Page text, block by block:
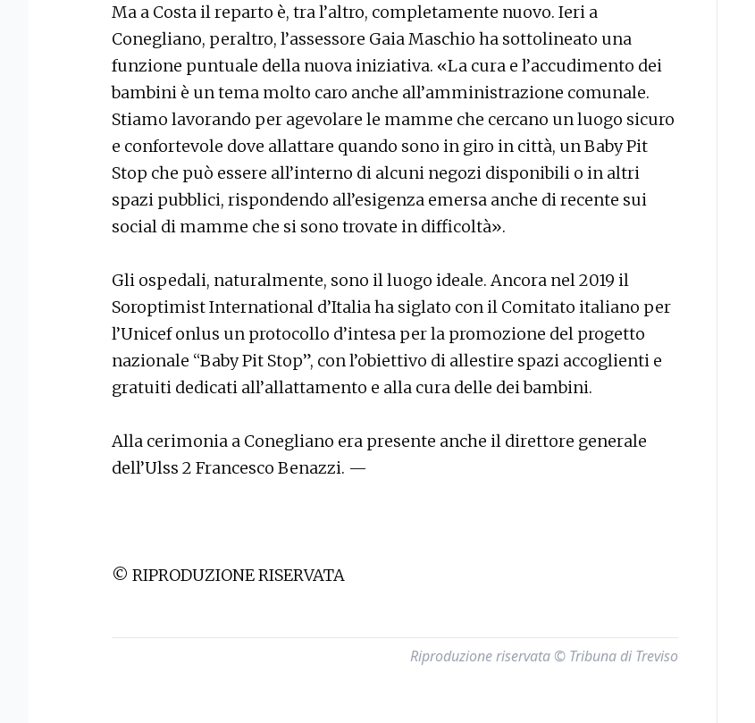
Ma a Costa il reparto è, tra l’altro, completamente nuovo. Ieri a
Conegliano, peraltro, l’assessore Gaia Maschio ha sottolineato una
funzione puntuale della nuova iniziativa. «La cura e l’accudimento dei
bambini è un tema molto caro anche all’amministrazione comunale.
Stiamo lavorando per agevolare le mamme che cercano un luogo sicuro
e confortevole dove allattare quando sono in giro in città, un Baby Pit
Stop che può essere all’interno di alcuni negozi disponibili o in altri
spazi pubblici, rispondendo all’esigenza emersa anche di recente sui
social di mamme che si sono trovate in difficoltà».
Gli ospedali, naturalmente, sono il luogo ideale. Ancora nel 2019 il
Soroptimist International d’Italia ha siglato con il Comitato italiano per
l’Unicef onlus un protocollo d’intesa per la promozione del progetto
nazionale “Baby Pit Stop”, con l’obiettivo di allestire spazi accoglienti e
gratuiti dedicati all’allattamento e alla cura delle dei bambini.
Alla cerimonia a Conegliano era presente anche il direttore generale
dell’Ulss 2 Francesco Benazzi. —
© RIPRODUZIONE RISERVATA
Riproduzione riservata © Tribuna di Treviso